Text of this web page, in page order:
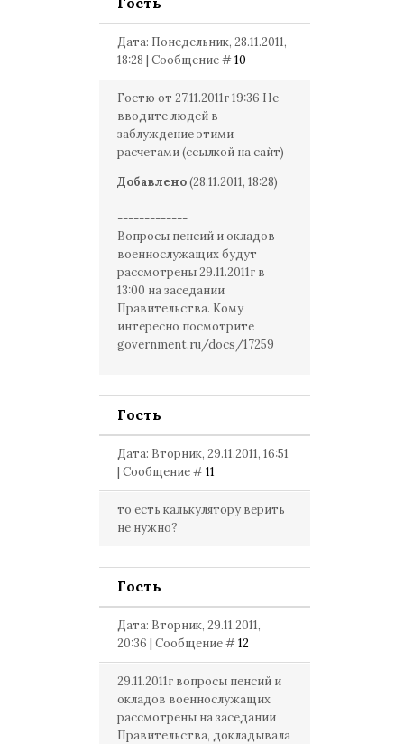
Дата: Понедельник, 28.11.2011,
18:28 | Сообщение #10
Гостю от 27.11.2011г 19:36 Не
вводите людей в
заблуждение этими
расчетами (ссылкой на сайт)
Добавлено(28.11.2011, 18:28)
--------------------------------
-------------
Вопросы пенсий и окладов
военнослужащих будут
рассмотрены 29.11.2011г в
13:00 на заседании
Правительства. Кому
интересно посмотрите
government.ru/docs/17259
Гость
Дата: Вторник, 29.11.2011, 16:51
| Сообщение #11
то есть калькулятору верить
не нужно?
Гость
Дата: Вторник, 29.11.2011,
20:36 | Сообщение #12
29.11.2011г вопросы пенсий и
окладов военнослужащих
рассмотрены на заседании
Правительства, докладывала